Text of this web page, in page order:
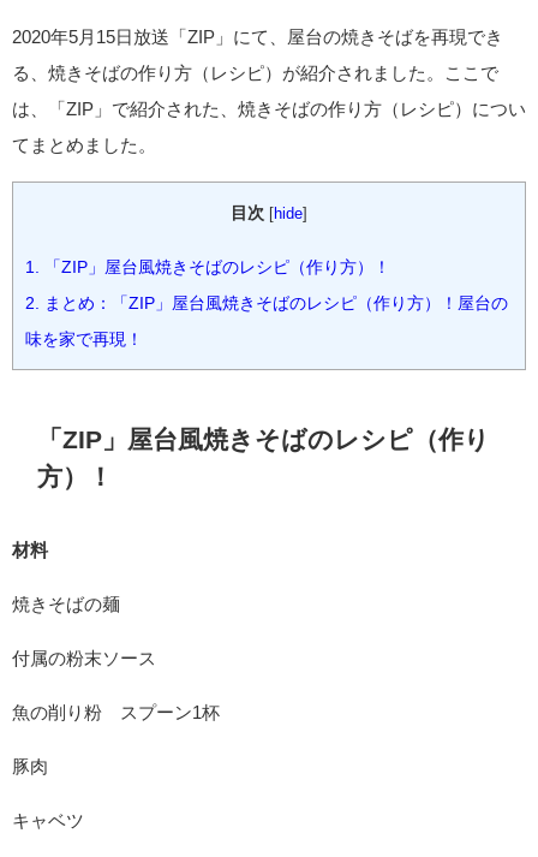
2020年5月15日放送「ZIP」にて、屋台の焼きそばを再現でき
る、焼きそばの作り方（レシピ）が紹介されました。ここで
は、「ZIP」で紹介された、焼きそばの作り方（レシピ）につい
てまとめました。
目次 [hide]
1. 「ZIP」屋台風焼きそばのレシピ（作り方）！
2. まとめ：「ZIP」屋台風焼きそばのレシピ（作り方）！屋台の
味を家で再現！
「ZIP」屋台風焼きそばのレシピ（作り
方）！
材料
焼きそばの麺
付属の粉末ソース
魚の削り粉 スプーン1杯
豚肉
キャベツ